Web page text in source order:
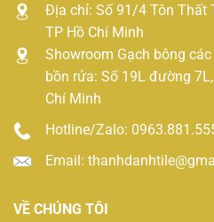
Địa chỉ: Số 91/4 Tôn Thất
TP Hồ Chí Minh
Showroom Gạch bông
bồn rửa: Số 19L đường
Chí Minh
Hotline/Zalo:
Email:
VỀ CHÚNG TÔI